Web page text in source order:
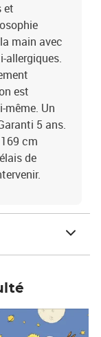
et
main avec
allergiques.
est
même. Un
5 ans.
cm
de